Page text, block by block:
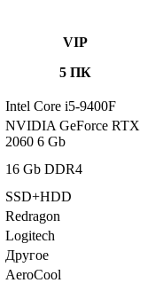
VIP
5 ПК
Intel Core i5-9400F
NVIDIA GeForce RTX
2060 6 Gb
16 Gb DDR4
SSD+HDD
Redragon
Logitech
Другое
AeroCool